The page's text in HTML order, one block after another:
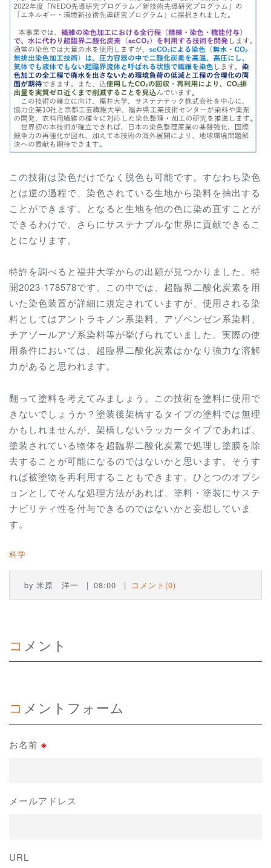
この技術は染色だけでなく脱色も可能です。すなわち染色
とは逆の過程で、染色されている生地から染料を抽出する
ことができます。となると生地を他の色に染め直すことが
できるわけで、さらにサステナブルな世界に貢献できるこ
とになります。
特許を調べると福井大学からの出願が見つかりました。特
開2023-178578です。この中では、超臨界二酸化炭素を用
いた染色装置が詳細に規定されていますが、使用される染
料としてはアントラキノン系染料、アゾベンゼン系染料、
チアゾールアゾ系染料等が挙げられていました。実際の使
用条件においては、超臨界二酸化炭素はかなり強力な溶解
力があると思われます。
翻って塗料を考えてみましょう。この技術を塗料に使用で
きないでしょうか？塗装後架橋するタイプの塗料では無理
かもしれませんが、架橋しないラッカータイプであれば、
塗装されている物体を超臨界二酸化炭素で処理し塗膜を除
去することが可能になるのではないかと思います。そうす
れば被塗物を再利用することもできます。ひとつのオプシ
ョンとしてそんな処理方法があれば、塗料・塗装にサステ
ナビリティ性を付与できるのではないかと妄想していま
す。
科学
by 米原 洋一 08:00 コメント(0)
コメント
コメントフォーム
お名前 ※
メールアドレス
URL